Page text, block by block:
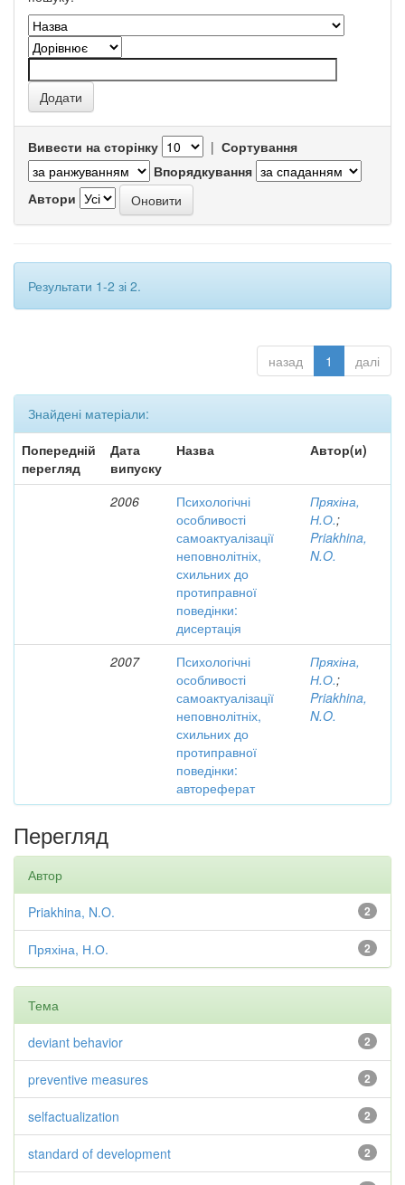
Вивести на сторінку | Сортування
Впорядкування
Автори
Результати 1-2 зі 2.
назад 1 далі
Знайдені матеріали:
Попередній
перегляд
Дата
випуску
Назва Автор(и)
2006
Психологічні
особливості
самоактуалізації
неповнолітніх,
схильних до
протиправної
поведінки:
дисертація
Пряхіна,
Н.О.;
Priakhina,
N.O.
2007
Психологічні
особливості
самоактуалізації
неповнолітніх,
схильних до
протиправної
поведінки:
автореферат
Пряхіна,
Н.О.;
Priakhina,
N.O.
Перегляд
Автор
2
Priakhina, N.O.
2
Пряхіна, Н.О.
Тема
2
deviant behavior
2
preventive measures
2
selfactualization
2
standard of development